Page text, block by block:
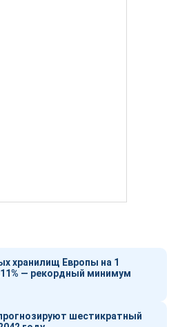
хранилищ Европы на 1
— рекордный минимум
шестикратный